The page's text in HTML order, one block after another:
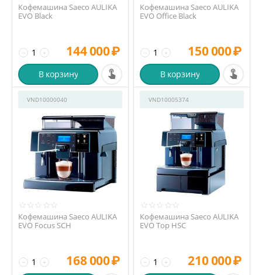
Кофемашина Saeco AULIKA
EVO Black
+
− 144 000₽
В корзину
Кофемашина Saeco AULIKA
EVO Office Black
+
− 150 000₽
В корзину
VND10000040
Кофемашина Saeco AULIKA
EVO Focus SCH
+
− 168 000₽
VND10005374
Кофемашина Saeco AULIKA
EVO Top HSC
+
− 210 000₽